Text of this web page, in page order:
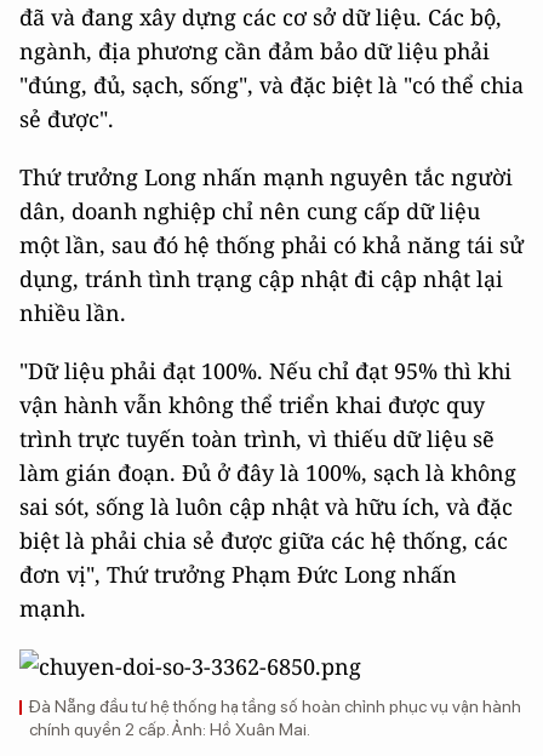
đã và đang xây dựng các cơ sở dữ liệu. Các bộ,
ngành, địa phương cần đảm bảo dữ liệu phải
"đúng, đủ, sạch, sống", và đặc biệt là "có thể chia
sẻ được".
Thứ trưởng Long nhấn mạnh nguyên tắc người
dân, doanh nghiệp chỉ nên cung cấp dữ liệu
một lần, sau đó hệ thống phải có khả năng tái sử
dụng, tránh tình trạng cập nhật đi cập nhật lại
nhiều lần.
"Dữ liệu phải đạt 100%. Nếu chỉ đạt 95% thì khi
vận hành vẫn không thể triển khai được quy
trình trực tuyến toàn trình, vì thiếu dữ liệu sẽ
làm gián đoạn. Đủ ở đây là 100%, sạch là không
sai sót, sống là luôn cập nhật và hữu ích, và đặc
biệt là phải chia sẻ được giữa các hệ thống, các
đơn vị", Thứ trưởng Phạm Đức Long nhấn
mạnh.
Đà Nẵng đầu tư hệ thống hạ tầng số hoàn chỉnh phục vụ vận hành
chính quyền 2 cấp. Ảnh: Hồ Xuân Mai.